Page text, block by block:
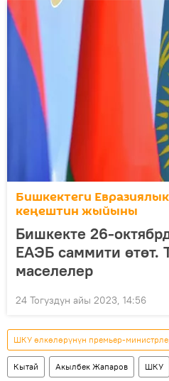
Бишкектеги
кеңештин жыйыны
Бишкекте 26-
ЕАЭБ саммити өтөт.
маселелер
24 Тогуздун айы 2023, 14:56
ШКУ өлкөлөрүнүн премьер-
Кытай Акылбек Жапаров ШКУ